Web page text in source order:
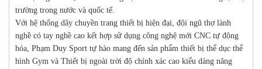
trường trong nước và quốc tế.
Với hệ thống dây chuyền trang thiết bị hiện đại, đội ngũ thợ lành
nghề có tay nghề cao kết hợp sử dụng công nghệ mới CNC tự động
hóa, Phạm Duy Sport tự hào mang đến sản phẩm thiết bị thể dục thể
hình Gym và Thiết bị ngoài trời độ chính xác cao kiểu dáng năng